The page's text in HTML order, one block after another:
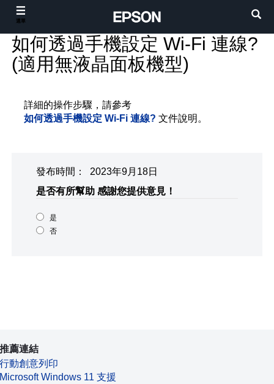
如何透過手機設定 Wi-Fi 連線?
(適用無液晶面板機型)
詳細的操作步驟，請參考
如何透過手機設定 Wi-Fi 連線? 文件說明。
發布時間： 2023年9月18日
是否有所幫助 感謝您提供意見！
是
否
推薦連結
行動創意列印
Microsoft Windows 11 支援